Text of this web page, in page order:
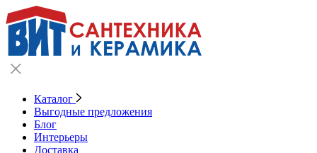
Каталог
Выгодные предложения
Блог
Интерьеры
Доставка